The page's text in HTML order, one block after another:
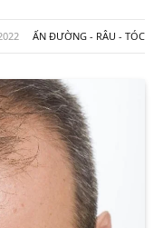
ẤN ĐƯỜNG - RÂU - TÓC